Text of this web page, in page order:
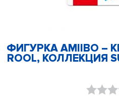
ФИГУРКА AMIIBO –
ROOL, КОЛЛЕКЦИЯ